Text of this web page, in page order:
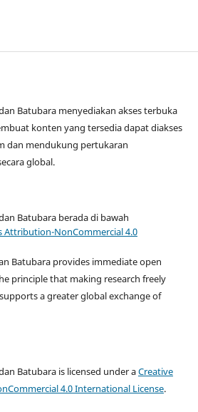
Batubara menyediakan akses terbuka
konten yang tersedia dapat diakses
dan mendukung pertukaran
global.
Batubara berada di bawah
Attribution-NonCommercial 4.0
Batubara provides immediate open
principle that making research freely
a greater global exchange of
Batubara is licensed under aCreative
4.0 International License.